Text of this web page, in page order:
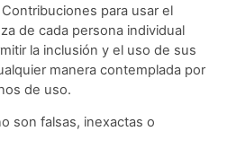
para usar el
de cada persona individual
la inclusión y el uso de sus
manera contemplada por
de uso.
son falsas, inexactas o